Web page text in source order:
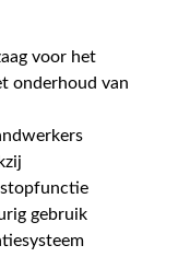
voor het
onderhoud van
stopfunctie
gebruik